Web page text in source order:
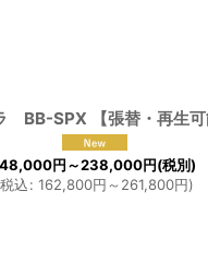
BB-SPX 【張替・再生可
円～238,000円(税別)
税込: 162,800円 ～261,800円)